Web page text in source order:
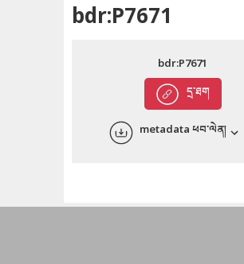
English
bdr:P7671
དྲ་ཐག
bdr:P7671
metadata ཕབ་ལེན།